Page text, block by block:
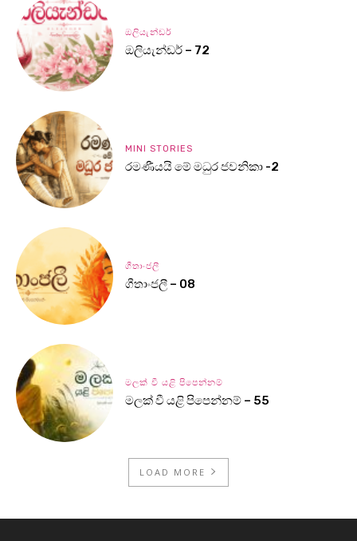
ඔලියැන්ඩර්
ඔලියැන්ඩර් – 72
MINI STORIES
රමණීයයි මේ මධුර ජවනිකා -2
ගීතාංජලී
ගීතාංජලී – 08
මලක් වී යළි පිපෙන්නම්
මලක් වී යළි පිපෙන්නම් – 55
LOAD MORE